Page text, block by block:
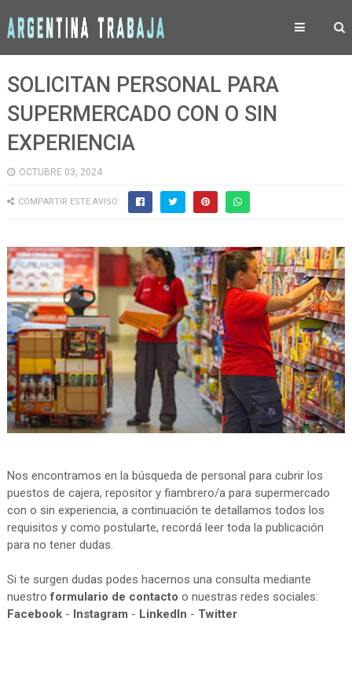
SOLICITAN PERSONAL PARA
SUPERMERCADO CON O SIN
EXPERIENCIA
OCTUBRE 03, 2024
COMPARTIR ESTE AVISO:
Nos encontramos en la búsqueda de personal para cubrir los
puestos de cajera, repositor y fiambrero/a para supermercado
con o sin experiencia, a continuación te detallamos todos los
requisitos y como postularte, recordá leer toda la publicación
para no tener dudas.
Si te surgen dudas podes hacernos una consulta mediante
nuestroformulario de contacto o nuestras redes sociales:
Facebook- Instagram - LinkedIn - Twitter